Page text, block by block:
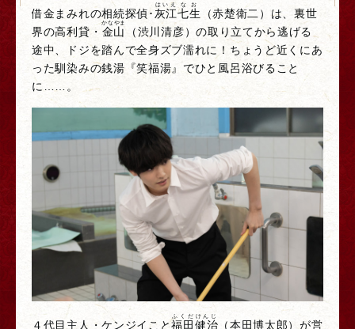
借金まみれの相続探偵･ 灰江
はいえ
七生
なお
（赤楚衛二）は、裏世
界の高利貸・ 金山
かなやま
（渋川清彦）の取り立てから逃げる
途中、ドジを踏んで全身ズブ濡れに！ちょうど近くにあ
った馴染みの銭湯『笑福湯』でひと風呂浴びること
に……。
４代目主人・ケンジイこと福田健治
ふくだけんじ
（本田博太郎）が営